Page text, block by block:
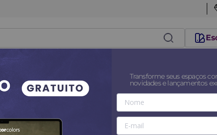
desempenadeira decorativa trapezio 8x10x24 - Decor Colors
desempenadeira
Transforme seus espaços
novidades e lançamentos